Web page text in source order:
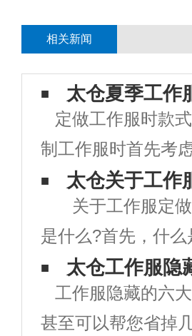
相关新闻
太仓夏季工作
定做工作服时款
制工作服时首先考
作服定做时工作服
系到企业的形象，
着心情有着直接影
众的工作服，即能
象，也可大
太仓关于工作
关于工作服定
是什么?首先，什
就是简简朴单一句
任心。有了这个意
导，这个质量原因
太仓工作服隐
工作服隐藏的六
甚至可以帮您省掉